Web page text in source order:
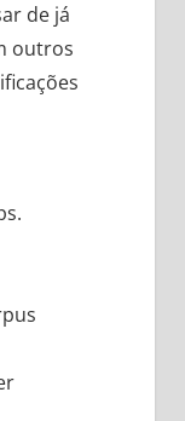
de já
outros